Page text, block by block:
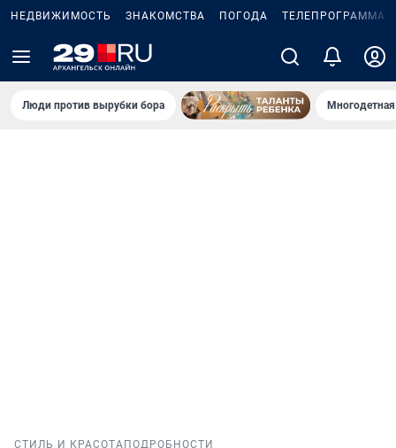
НЕДВИЖИМОСТЬ ЗНАКОМСТВА ПОГОДА ТЕЛЕПРОГРАММА
Люди против вырубки бора
СТИЛЬ И КРАСОТА ПОДРОБНОСТИ